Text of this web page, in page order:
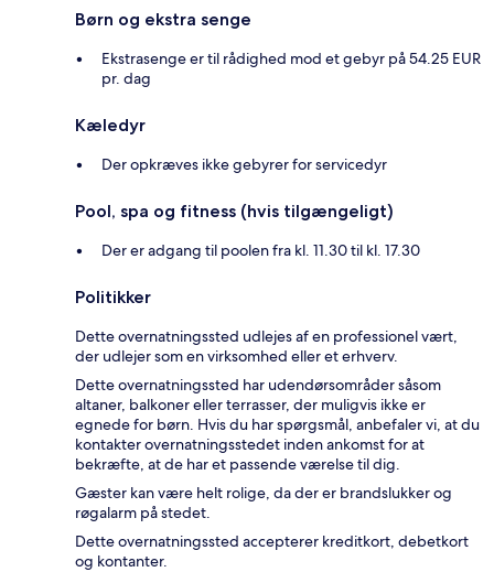
Børn og ekstra senge
Ekstrasenge er til rådighed mod et gebyr på 54.25 EUR
pr. dag
Kæledyr
Der opkræves ikke gebyrer for servicedyr
Pool, spa og fitness (hvis tilgængeligt)
Der er adgang til poolen fra kl. 11.30 til kl. 17.30
Politikker
Dette overnatningssted udlejes af en professionel vært,
der udlejer som en virksomhed eller et erhverv.
Dette overnatningssted har udendørsområder såsom
altaner, balkoner eller terrasser, der muligvis ikke er
egnede for børn. Hvis du har spørgsmål, anbefaler vi, at du
kontakter overnatningsstedet inden ankomst for at
bekræfte, at de har et passende værelse til dig.
Gæster kan være helt rolige, da der er brandslukker og
røgalarm på stedet.
Dette overnatningssted accepterer kreditkort, debetkort
og kontanter.